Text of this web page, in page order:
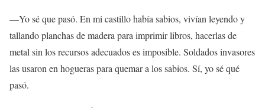
—Yo sé que pasó. En mi castillo había sabios, vivían leyendo y
tallando planchas de madera para imprimir libros, hacerlas de
metal sin los recursos adecuados es imposible. Soldados invasores
las usaron en hogueras para quemar a los sabios. Sí, yo sé qué
pasó.